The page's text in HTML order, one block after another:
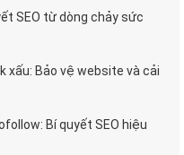
SEO từ dòng chảy sức
xấu: Bảo vệ website và cải
Bí quyết SEO hiệu